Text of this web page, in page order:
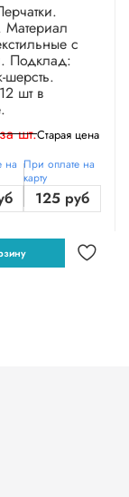
Материал
с
Подклад:
шерсть.
шт в
шт.Старая цена
на При оплате на
карту
125 руб